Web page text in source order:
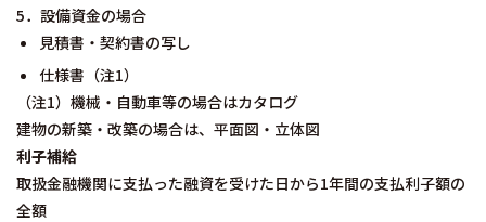
5．設備資金の場合
見積書・契約書の写し
仕様書（注1）
（注1）機械・自動車等の場合はカタログ
建物の新築・改築の場合は、平面図・立体図
利子補給
取扱金融機関に支払った融資を受けた日から1年間の支払利子額の
全額